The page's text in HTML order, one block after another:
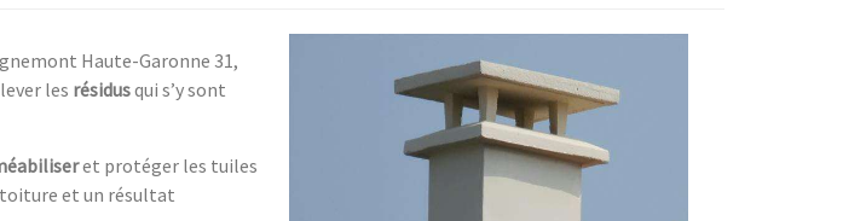
Haute-Garonne 31,
les résidusqui s’y sont
et protéger les tuiles
et un résultat